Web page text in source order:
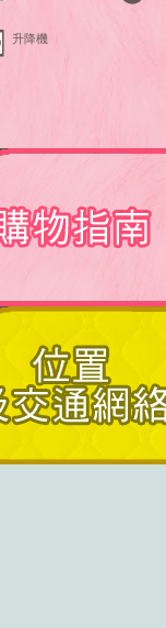
升降機